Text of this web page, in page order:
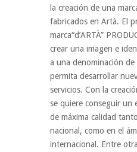
la creación de una
fabricados en Artà. El
marca“d’ARTÀ”
crear una imagen e
a una denominación
permita desarrollar
servicios. Con la
se quiere conseguir un
de máxima calidad
nacional, como en el
internacional. Entre